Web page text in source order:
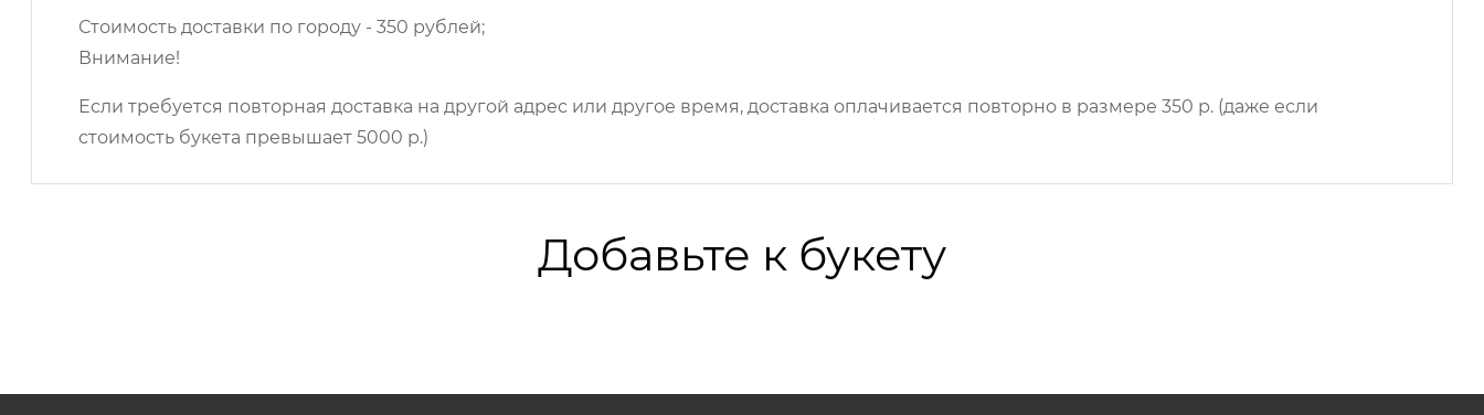
Стоимость доставки по городу - 350 рублей;
Внимание!
Если требуется повторная доставка на другой адрес или другое время, доставка оплачивается повторно в размере 350 р. (даже если
стоимость букета превышает 5000 р.)
Добавьте к букету